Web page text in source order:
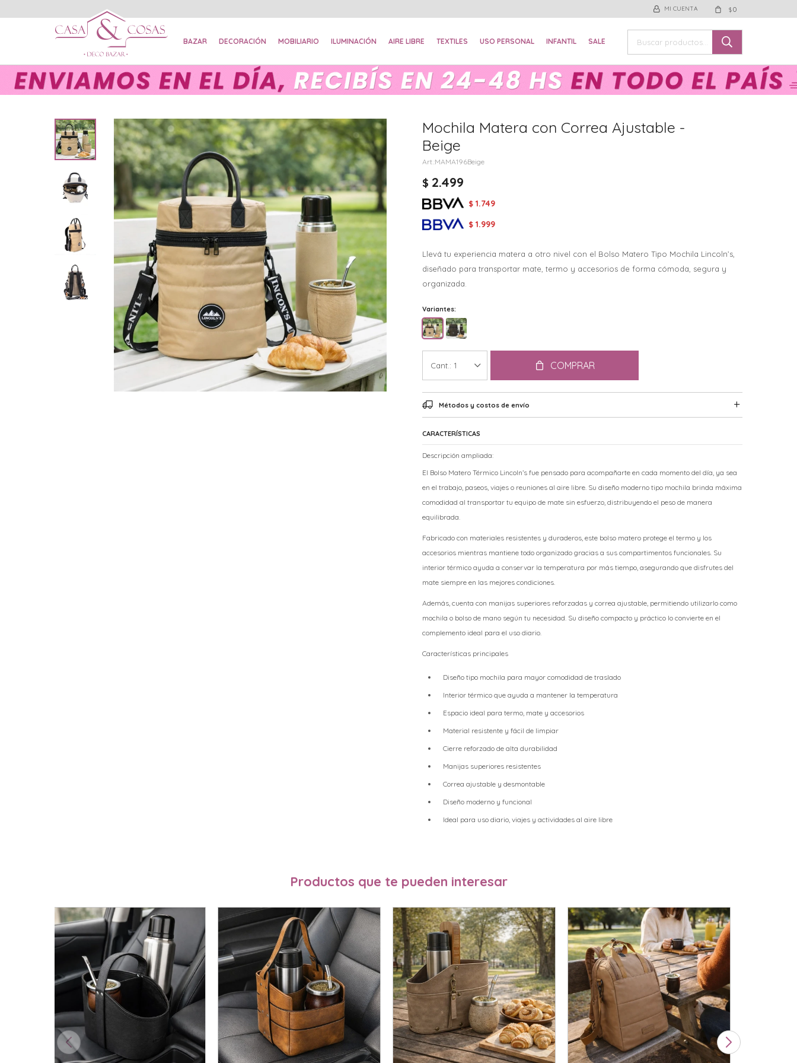
BAZAR DECORACIÓN MOBILIARIO ILUMINACIÓN AIRE LIBRE TEXTILES USO PERSONAL INFANTIL SALE
$0
Mochila Matera con Correa Ajustable -
Beige
MAMA196Beige
$ 2.499
$ 1.749
$ 1.999
Llevá tu experiencia matera a otro nivel con el Bolso Matero Tipo Mochila Lincoln’s,
diseñado para transportar mate, termo y accesorios de forma cómoda, segura y
organizada.
Variantes:
1 COMPRAR
Métodos y costos de envío
CARACTERÍSTICAS
Descripción ampliada:
El Bolso Matero Térmico Lincoln’s fue pensado para acompañarte en cada momento del día, ya sea
en el trabajo, paseos, viajes o reuniones al aire libre. Su diseño moderno tipo mochila brinda máxima
comodidad al transportar tu equipo de mate sin esfuerzo, distribuyendo el peso de manera
equilibrada.
Fabricado con materiales resistentes y duraderos, este bolso matero protege el termo y los
accesorios mientras mantiene todo organizado gracias a sus compartimentos funcionales. Su
interior térmico ayuda a conservar la temperatura por más tiempo, asegurando que disfrutes del
mate siempre en las mejores condiciones.
Además, cuenta con manijas superiores reforzadas y correa ajustable, permitiendo utilizarlo como
mochila o bolso de mano según tu necesidad. Su diseño compacto y práctico lo convierte en el
complemento ideal para el uso diario.
Características principales
Diseño tipo mochila para mayor comodidad de traslado
Interior térmico que ayuda a mantener la temperatura
Espacio ideal para termo, mate y accesorios
Material resistente y fácil de limpiar
Cierre reforzado de alta durabilidad
Manijas superiores resistentes
Correa ajustable y desmontable
Diseño moderno y funcional
Ideal para uso diario, viajes y actividades al aire libre
Productos que te pueden interesar